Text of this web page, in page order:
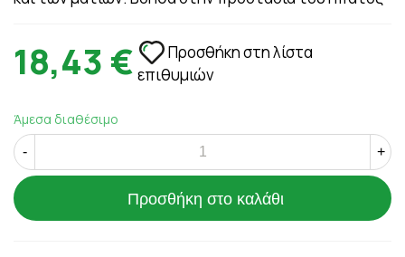
18,43 €
Προσθήκη στη λίστα
επιθυμιών
Άμεσα διαθέσιμο
- +
Προσθήκη στο καλάθι